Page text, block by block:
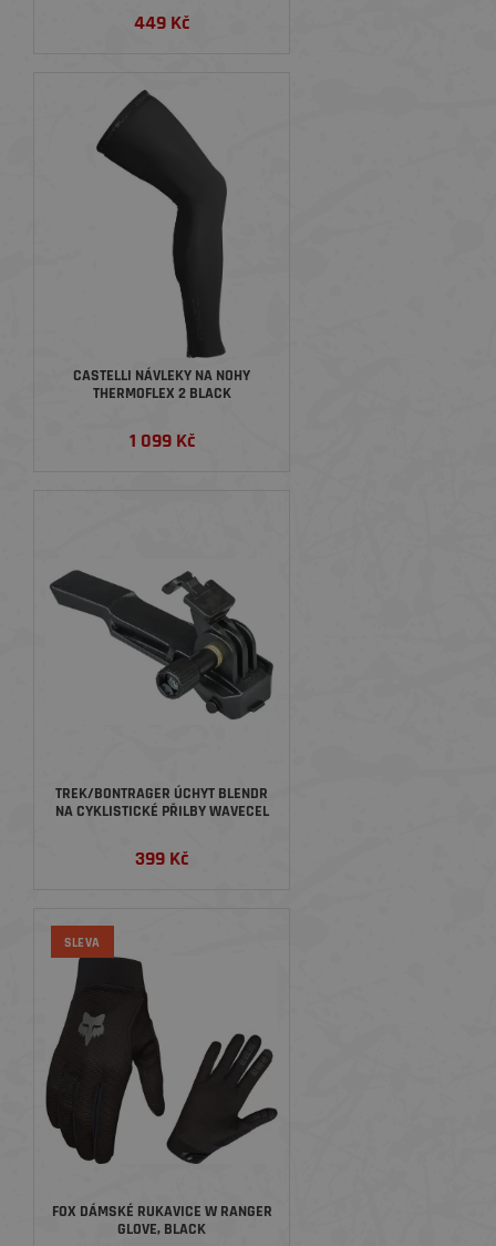
449 Kč
CASTELLI NÁVLEKY NA NOHY
THERMOFLEX 2 BLACK
1 099 Kč
TREK/BONTRAGER ÚCHYT BLENDR
NA CYKLISTICKÉ PŘILBY WAVECEL
399 Kč
SLEVA
FOX DÁMSKÉ RUKAVICE W RANGER
GLOVE, BLACK